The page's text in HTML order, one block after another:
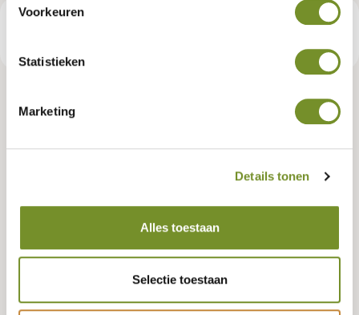
Voorkeuren
Statistieken
Marketing
Details tonen
Alles toestaan
Selectie toestaan
Tuindeco dealer? Log in voor je eigen prijzen.
Bestellen